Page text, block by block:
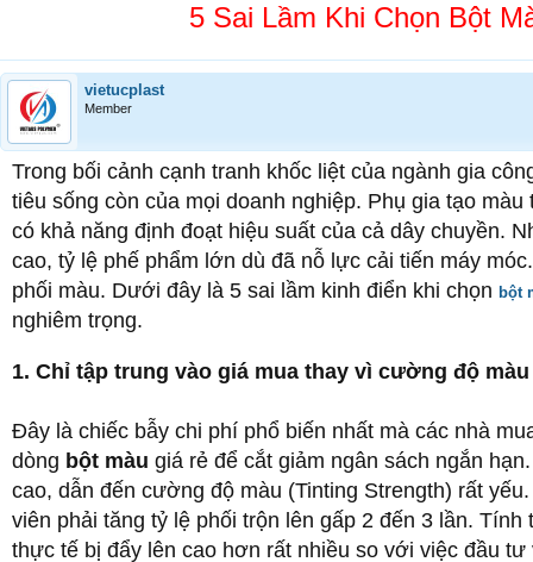
5 Sai Lầm Khi Chọn Bột
vietucplast
Member
Trong bối cảnh cạnh tranh khốc liệt của ngành gia
tiêu sống còn của mọi doanh nghiệp. Phụ gia tạo
có khả năng định đoạt hiệu suất của cả dây chuyền.
cao, tỷ lệ phế phẩm lớn dù đã nỗ lực cải tiến máy
phối màu. Dưới đây là 5 sai lầm kinh điển khi chọn bột
nghiêm trọng.
1. Chỉ tập trung vào giá mua thay vì cường độ màu
Đây là chiếc bẫy chi phí phổ biến nhất mà các nhà
dòng bột màu giá rẻ để cắt giảm ngân sách ngắn
cao, dẫn đến cường độ màu (Tinting Strength) rất
viên phải tăng tỷ lệ phối trộn lên gấp 2 đến 3 lần.
thực tế bị đẩy lên cao hơn rất nhiều so với việc đầu